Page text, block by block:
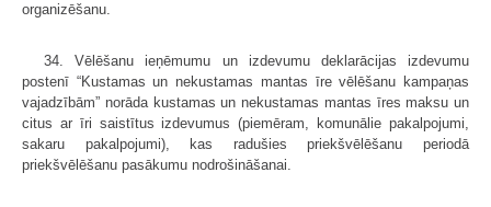
organizēšanu.
34. Vēlēšanu ieņēmumu un izdevumu deklarācijas izdevumu
postenī “Kustamas un nekustamas mantas īre vēlēšanu kampaņas
vajadzībām” norāda kustamas un nekustamas mantas īres maksu un
citus ar īri saistītus izdevumus (piemēram, komunālie pakalpojumi,
sakaru pakalpojumi), kas radušies priekšvēlēšanu periodā
priekšvēlēšanu pasākumu nodrošināšanai.